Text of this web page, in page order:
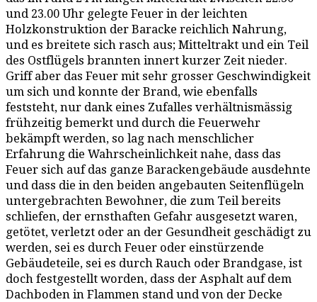
und 23.00 Uhr gelegte Feuer in der leichten
Holzkonstruktion der Baracke reichlich Nahrung,
und es breitete sich rasch aus; Mitteltrakt und ein Teil
des Ostflügels brannten innert kurzer Zeit nieder.
Griff aber das Feuer mit sehr grosser Geschwindigkeit
um sich und konnte der Brand, wie ebenfalls
feststeht, nur dank eines Zufalles verhältnismässig
frühzeitig bemerkt und durch die Feuerwehr
bekämpft werden, so lag nach menschlicher
Erfahrung die Wahrscheinlichkeit nahe, dass das
Feuer sich auf das ganze Barackengebäude ausdehnte
und dass die in den beiden angebauten Seitenflügeln
untergebrachten Bewohner, die zum Teil bereits
schliefen, der ernsthaften Gefahr ausgesetzt waren,
getötet, verletzt oder an der Gesundheit geschädigt zu
werden, sei es durch Feuer oder einstürzende
Gebäudeteile, sei es durch Rauch oder Brandgase, ist
doch festgestellt worden, dass der Asphalt auf dem
Dachboden in Flammen stand und von der Decke